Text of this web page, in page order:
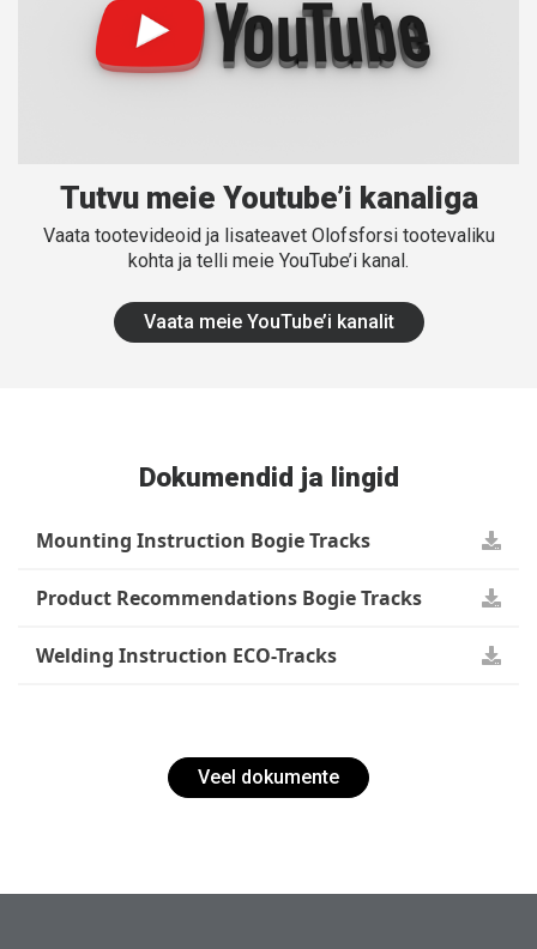
Tutvu meie Youtube’i kanaliga
Vaata tootevideoid ja lisateavet Olofsforsi tootevaliku
kohta ja telli meie YouTube’i kanal.
Vaata meie YouTube’i kanalit
Dokumendid ja lingid
Mounting Instruction Bogie Tracks
Product Recommendations Bogie Tracks
Welding Instruction ECO-Tracks
Veel dokumente